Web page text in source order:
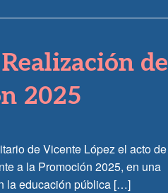
de
2025
de Vicente López el acto de
a la Promoción 2025, en una
la educación pública […]